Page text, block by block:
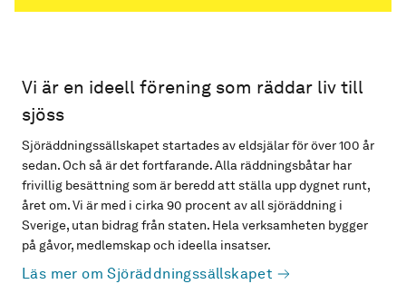
Vi är en ideell förening som räddar liv till
sjöss
Sjöräddningssällskapet startades av eldsjälar för över 100 år
sedan. Och så är det fortfarande. Alla räddningsbåtar har
frivillig besättning som är beredd att ställa upp dygnet runt,
året om. Vi är med i cirka 90 procent av all sjöräddning i
Sverige, utan bidrag från staten. Hela verksamheten bygger
på gåvor, medlemskap och ideella insatser.
Läs mer om Sjöräddningssällskapet